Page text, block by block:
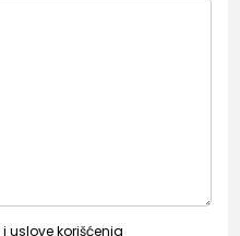
i uslove korišćenja